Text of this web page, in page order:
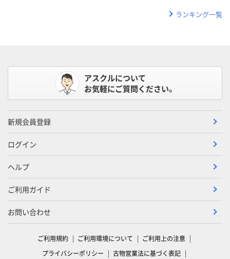
ランキング一覧
アスクルについて
お気軽にご質問ください。
新規会員登録
ログイン
ヘルプ
ご利用ガイド
お問い合わせ
ご利用規約 ご利用環境について
ご利用上の注意
プライバシーポリシー
古物営業法に基づく表記